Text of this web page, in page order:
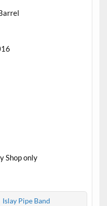
Shop only
Islay Pipe Band